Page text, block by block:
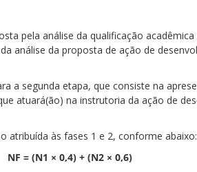
pela análise da qualificação
análise da proposta de ação de
a segunda etapa, que consiste na
atuará(ão) na instrutoria da ação de
atribuída às fases 1 e 2, conforme abaixo:
NF = (N1 × 0,4) + (N2 × 0,6)